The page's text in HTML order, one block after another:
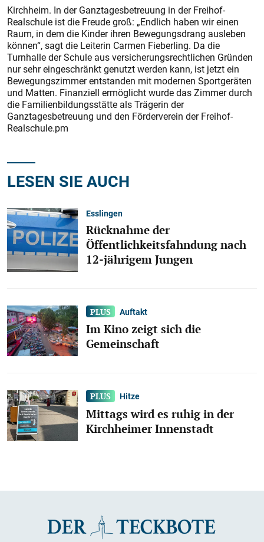
Kirchheim. In der Ganztagesbetreuung in der Freihof-
Realschule ist die Freude groß: „Endlich haben wir einen
Raum, in dem die Kinder ihren Bewegungsdrang ausleben
können“, sagt die Leiterin Carmen Fieberling. Da die
Turnhalle der Schule aus versicherungsrechtlichen Gründen
nur sehr eingeschränkt genutzt werden kann, ist jetzt ein
Bewegungszimmer entstanden mit modernen Sportgeräten
und Matten. Finanziell ermöglicht wurde das Zimmer durch
die Familienbildungsstätte als Trägerin der
Ganztagesbetreuung und den Förderverein der Freihof-
Realschule.pm
LESEN SIE AUCH
Esslingen
Rücknahme der
Öffentlichkeitsfahndung nach
12-jährigem Jungen
Auftakt
Im Kino zeigt sich die
Gemeinschaft
Hitze
Mittags wird es ruhig in der
Kirchheimer Innenstadt